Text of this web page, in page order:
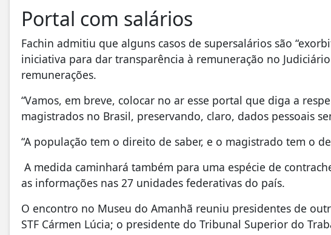
Portal com salários
Fachin admitiu que alguns casos de supersalários são
iniciativa para dar transparência à remuneração no
remunerações.
“Vamos, em breve, colocar no ar esse portal que diga a
magistrados no Brasil, preservando, claro, dados pessoais
“A população tem o direito de saber, e o magistrado tem o
A medida caminhará também para uma espécie de
as informações nas 27 unidades federativas do país.
O encontro no Museu do Amanhã reuniu presidentes de
STF Cármen Lúcia; o presidente do Tribunal Superior do